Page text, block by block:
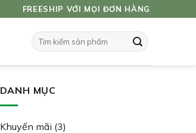
FREESHIP VỚI MỌI ĐƠN HÀNG
Tìm
kiếm:
DANH MỤC
Khuyến mãi (3)